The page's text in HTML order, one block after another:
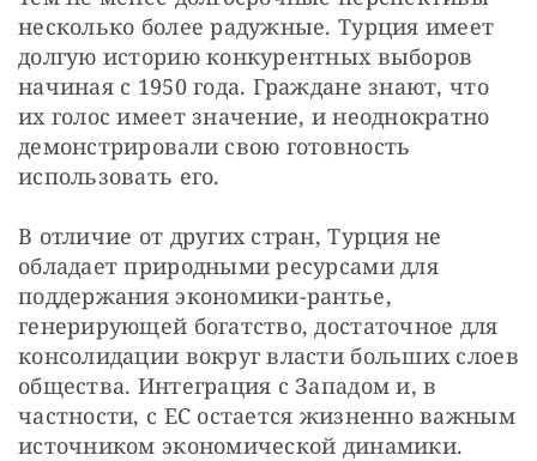
несколько более радужные. Турция имеет
долгую историю конкурентных выборов
начиная с 1950 года. Граждане знают, что
их голос имеет значение, и неоднократно
демонстрировали свою готовность
использовать его.
В отличие от других стран, Турция не
обладает природными ресурсами для
поддержания экономики-рантье,
генерирующей богатство, достаточное для
консолидации вокруг власти больших слоев
общества. Интеграция с Западом и, в
частности, с ЕС остается жизненно важным
источником экономической динамики.